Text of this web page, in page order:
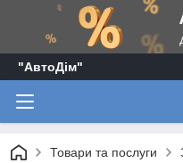
"АвтоДім"
Товари та послуги